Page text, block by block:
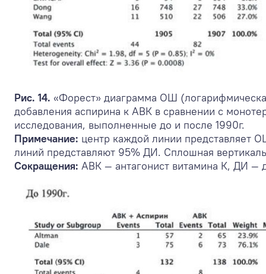
Рис. 14. «Форест» диаграмма ОШ
добавления аспирина к АВК в сравнении с
исследования, выполненные до и после 1990г.
Примечание: центр каждой линии представляет
линий представляют 95% ДИ. Сплошная
Сокращения: АВК — антагонист витамина К, ДИ